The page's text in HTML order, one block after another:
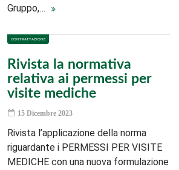
Gruppo,…
CONTRATTAZIONE
Rivista la normativa
relativa ai permessi per
visite mediche
15 Dicembre 2023
Rivista l’applicazione della norma
riguardante i PERMESSI PER VISITE
MEDICHE con una nuova formulazione